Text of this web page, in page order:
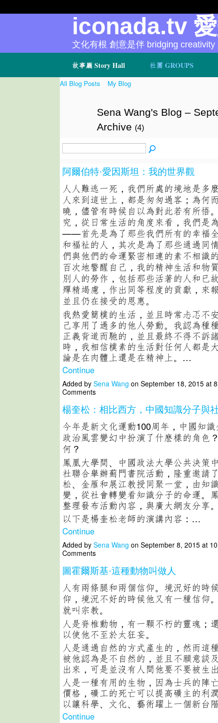
故事廳 Story Hall 社團 GROUPS
iconada.tv
文化有根 創意是伴 bridging creativity
All Blog Posts My Blog
Sena Wang's Blog –
Archive (4)
阿爾伯特·愛因斯坦：我的世界觀
人人難逃一死，我們所處的境地是多
人來到這世上，都是匆匆過客；為何
曉，儘管有時候自以為對此若有所悟
究，從日常生活的角度來看，我們是
——首先是為了那些我們所有的幸福
和福祉的人，其次是為了那些通過同
們與他們的命運緊密相連的素不相識
百次地警醒自己，我的精神生活和物
別人的勞作，包括那些活著的人和已
殫精竭慮，作出同等程度的貢獻，來
並且仍在接受的恩惠。
我熱愛簡樸的生活，並且時常忐忑不
己享用了過多的他人勞動。我認為種
正義背道而馳的，並且最終不得不訴
時，我相信樸素的生活對任何人都是
論是在肉體上還是在精神上。…
Continue
Added by Sena Wang on September 18, 2015 at
Comments
楊奎松：相比西方，中國知識分子與
今年是新文化運動100周年，中國知
政治風雲變幻中扮演了什麽樣的角色
何？
鳳凰大學問、中國政法大學公共決策
社聯合舉辦薊門書院活動，隆重邀請
松、金雁和展江教授同聚一堂，由知
變，從社會轉變看知識分子的命運。
整理發布活動內容，與廣大網友分享
以下是楊奎松老師的演講內容：…
Continue
Added by Sena Wang on September 8, 2015 at
Comments
圖霍爾斯基·這種動物叫做人
人有兩條腿和兩個信仰。境況好的時
仰，境況不好的時候他又有一種信仰
就叫宗教。
人是脊椎動物，有一顆不朽的靈魂；
以使他不至於太狂妄。
人是通過自然的方式產生的，然而這
被他認為是不自然的，並且不願意談
出來，可是並沒有人問他要不要被生
人是一種有用的生物，因為士兵的陣
價格，礦工的死亡可以提高礦主的利
以讓科學、文化、藝術躍上一個新台
Continue